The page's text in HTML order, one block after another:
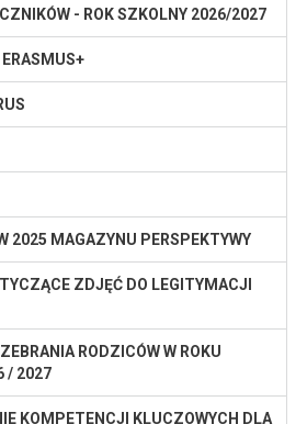
- ROK SZKOLNY 2026/2027
2025 MAGAZYNU PERSPEKTYWY
ZDJĘĆ DO LEGITYMACJI
RODZICÓW W ROKU
/ 2027
KOMPETENCJI KLUCZOWYCH DLA